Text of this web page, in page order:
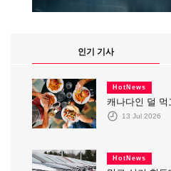
인기 기사
HotNews
캐나다인 덜
13 Jul 2026
HotNews